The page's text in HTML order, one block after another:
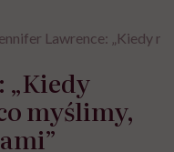
Lawrence: „Kiedy
„Kiedy
myślimy,